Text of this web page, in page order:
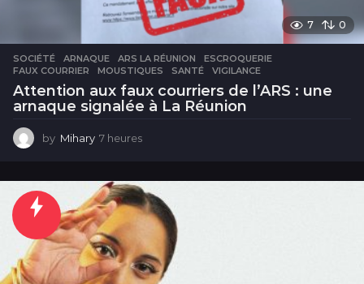
7 0
SOCIÉTÉ ARNAQUE ,ARS LA RÉUNION ,ESCROQUERIE
FAUX COURRIER
,MOUSTIQUES ,SANTÉ ,VIGILANCE
Attention aux faux courriers de l’ARS : une
arnaque signalée à La Réunion
by Mihary 7 heures
u
r
e